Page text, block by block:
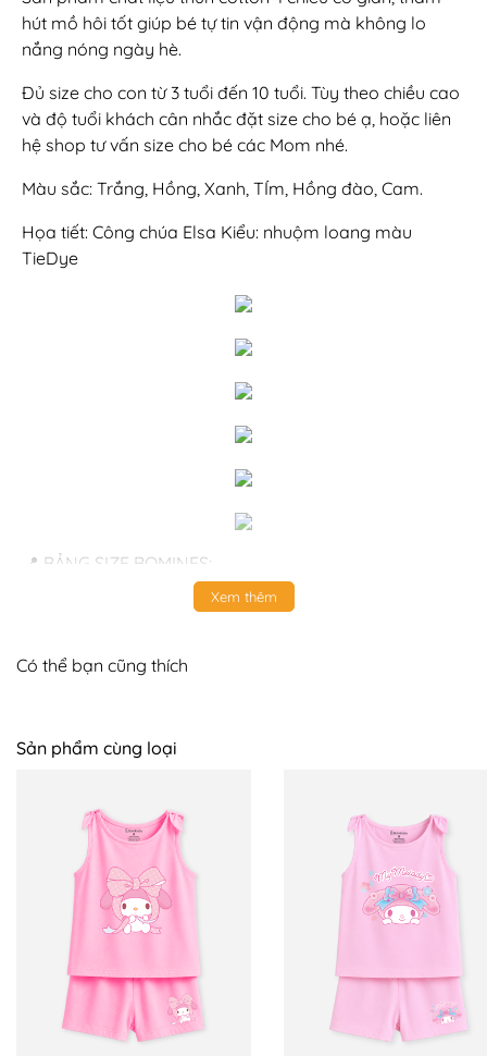
hút mồ hôi tốt giúp bé tự tin vận động mà không lo
nắng nóng ngày hè.
Đủ size cho con từ 3 tuổi đến 10 tuổi. Tùy theo chiều cao
và độ tuổi khách cân nhắc đặt size cho bé ạ, hoặc liên
hệ shop tư vấn size cho bé các Mom nhé.
Màu sắc: Trắng, Hồng, Xanh, TÍm, Hồng đào, Cam.
Họa tiết: Công chúa Elsa Kiểu: nhuộm loang màu
TieDye
📍 BẢNG SIZE BOMINES:
+ Size 6 ~ 18 - 19kg
+ Size 8 ~ 22 - 24kg
+ Size 9 ~ 25 - 27 kg
+ Size 10 ~ 28 - 30kg
📍 BOMINES CAM KẾT:
+ Hỗ trợ đổi trả 7 ngày trên toàn quốc, mẹ yên tâm
mua sắm, bé sử dụng an toàn. Nên nếu có thắc mắc
Xem thêm
Có thể bạn cũng thích
Sản phẩm cùng loại